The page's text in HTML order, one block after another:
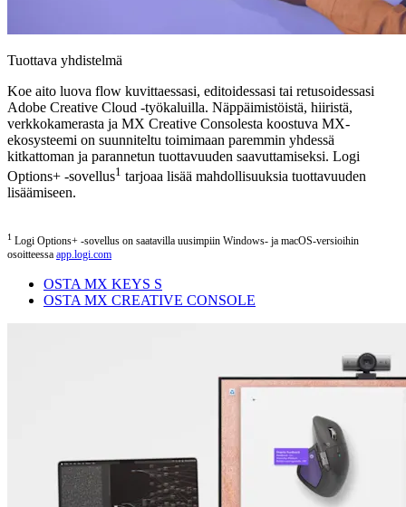
Tuottava yhdistelmä
Koe aito luova flow kuvittaessasi, editoidessasi tai retusoidessasi
Adobe Creative Cloud -työkaluilla. Näppäimistöistä, hiiristä,
verkkokamerasta ja MX Creative Consolesta koostuva MX-
ekosysteemi on suunniteltu toimimaan paremmin yhdessä
kitkattoman ja parannetun tuottavuuden saavuttamiseksi. Logi
Options+ -sovellus1 tarjoaa lisää mahdollisuuksia tuottavuuden
lisäämiseen.
1 Logi Options+ -sovellus on saatavilla uusimpiin Windows- ja macOS-versioihin
osoitteessa app.logi.com
OSTA MX KEYS S
OSTA MX CREATIVE CONSOLE